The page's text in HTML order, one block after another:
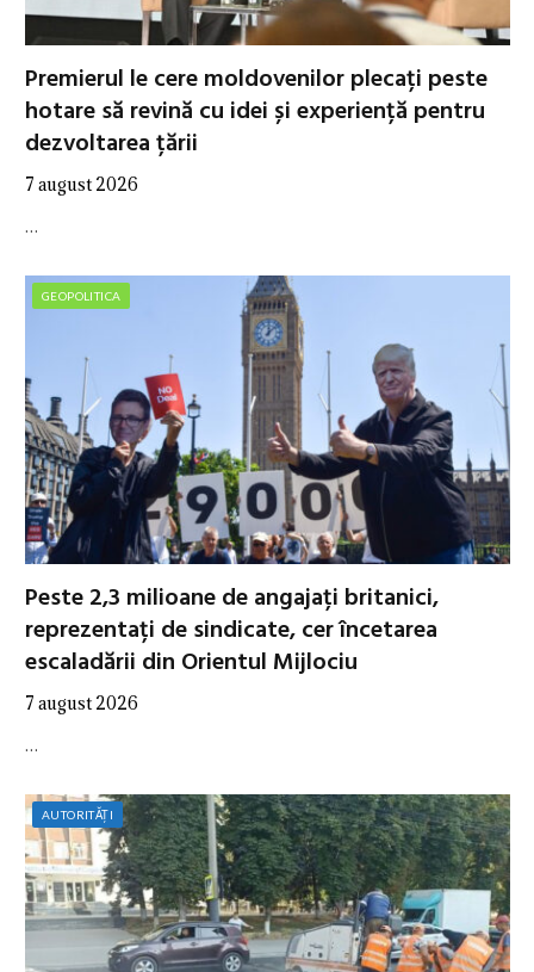
Premierul le cere moldovenilor plecați peste
hotare să revină cu idei și experiență pentru
dezvoltarea țării
7 august 2026
…
GEOPOLITICA
Peste 2,3 milioane de angajați britanici,
reprezentați de sindicate, cer încetarea
escaladării din Orientul Mijlociu
7 august 2026
…
AUTORITĂȚI